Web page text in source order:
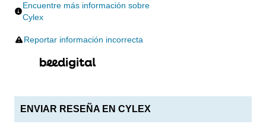
Encuentre más información sobre
Cylex
Reportar información incorrecta
ENVIAR RESEÑA EN CYLEX